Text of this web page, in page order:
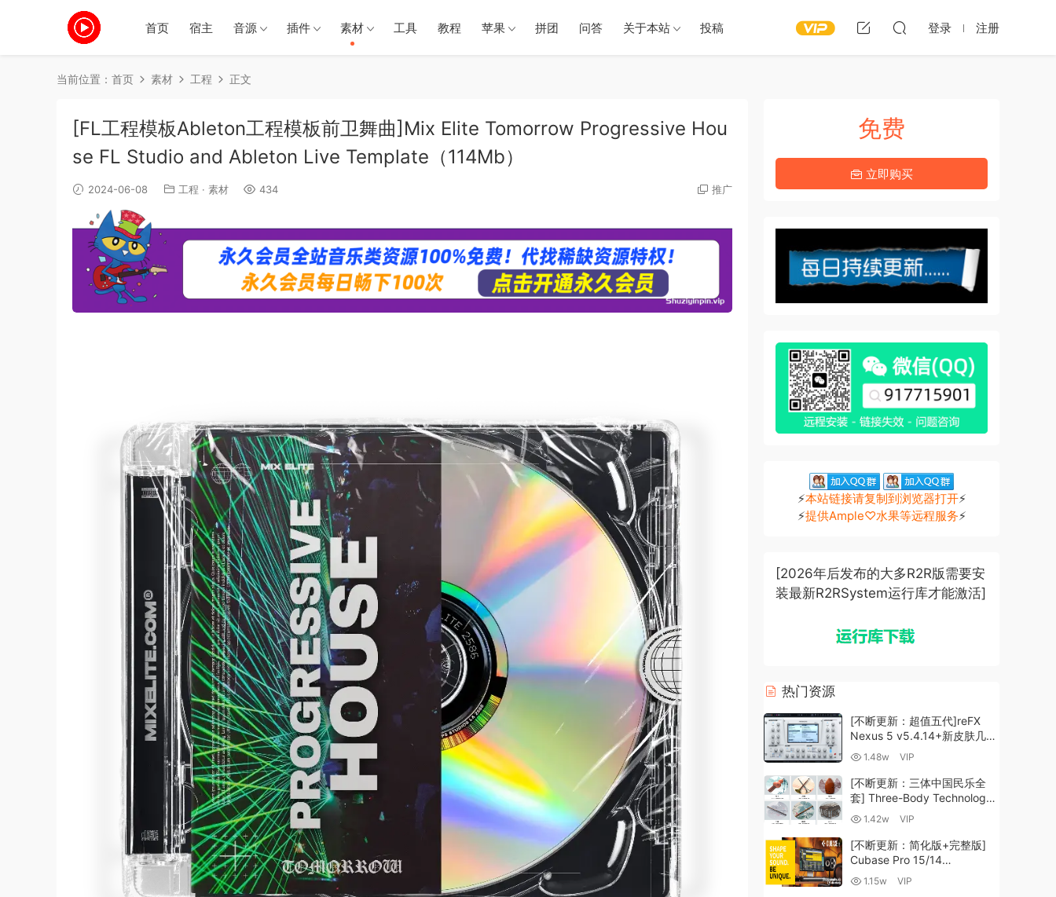
首页 宿主 音源 插件 素材 工具 教程 苹果 拼团 问答 关于本站 投稿 登录 注册
当前位置： 首页 素材 工程 正文
[FL工程模板Ableton工程模板前卫舞曲]Mix Elite Tomorrow Progressive Hou
se FL Studio and Ableton Live Template（114Mb）
2024-06-08 工程 · 素材 434 推广
免费
立即购买
⚡本站链接请复制到浏览器打开⚡
⚡提供Ample♡水果等远程服务⚡
[2026年后发布的大多R2R版需要安
装最新R2RSystem运行库才能激活]
热门资源
[不断更新：超值五代]reFX
Nexus 5 v5.4.14+新皮肤几十
套+原厂+全套扩展+教程
1.48w VIP
[不断更新：三体中国民乐全
套] Three-Body Technology-
R2R [WiN, MacOSX]
1.42w VIP
[不断更新：简化版+完整版]
Cubase Pro 15/14
VR/R2R/U2B+原厂音源+插件
1.15w VIP